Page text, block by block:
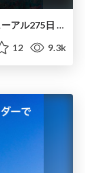
アメブロ 2016: 実録、アメブロリニューアル275日 ~ Webパフォーマンス編 ~
12 9.3k